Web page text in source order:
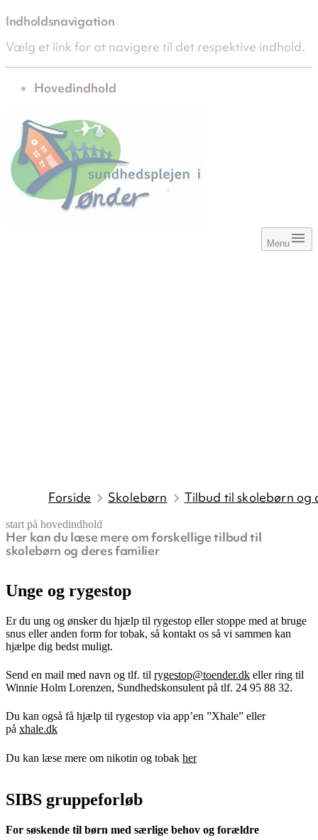
Indholdsnavigation
Vælg et link for at navigere til det respektive indhold.
gå til
Hovedindhold
Menu
Forside Skolebørn Tilbud til skolebørn og
start på hovedindhold
Her kan du læse mere om forskellige tilbud til
skolebørn og deres familier
senest opdateret 10. juni 2026
Unge og rygestop
Er du ung og ønsker du hjælp til rygestop eller stoppe med at bruge
snus eller anden form for tobak, så kontakt os så vi sammen kan
hjælpe dig bedst muligt.
Send en mail med navn og tlf. til rygestop@toender.dk eller ring til
Winnie Holm Lorenzen, Sundhedskonsulent på tlf. 24 95 88 32.
Du kan også få hjælp til rygestop via app’en ”Xhale” eller
på xhale.dk
Du kan læse mere om nikotin og tobak her
SIBS gruppeforløb
For søskende til børn med særlige behov og forældre